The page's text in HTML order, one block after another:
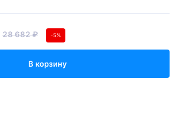
28 682 ₽ -5%
В корзину